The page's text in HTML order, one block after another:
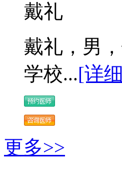
戴礼
戴礼，男
学校...[详
更多>>